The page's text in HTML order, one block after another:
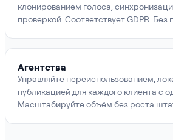
клонированием голоса,
проверкой. Соответствует GDPR. Без
Агентства
Управляйте переиспользованием,
публикацией для каждого клиента с
Масштабируйте объём без роста